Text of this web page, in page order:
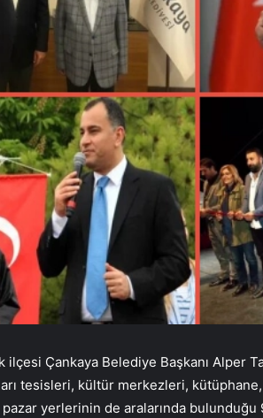
ilçesi Çankaya Belediye Başkanı Alper
tesisleri, kültür merkezleri,
yerlerinin de aralarında bulunduğu 9